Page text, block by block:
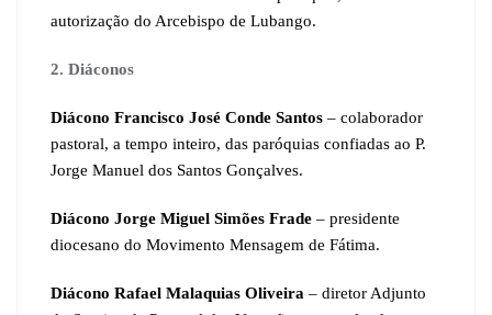
autorização do Arcebispo de Lubango.
2. Diáconos
Diácono Francisco José Conde Santos – colaborador
pastoral, a tempo inteiro, das paróquias confiadas ao P.
Jorge Manuel dos Santos Gonçalves.
Diácono Jorge Miguel Simões Frade – presidente
diocesano do Movimento Mensagem de Fátima.
Diácono Rafael Malaquias Oliveira – diretor Adjunto